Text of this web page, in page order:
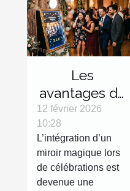
Les
avantages de
l'intégration
d'un miroir
magique lors
de
célébrations
12 février 2026
10:28
L’intégration d’un
miroir magique lors
de célébrations est
devenue une